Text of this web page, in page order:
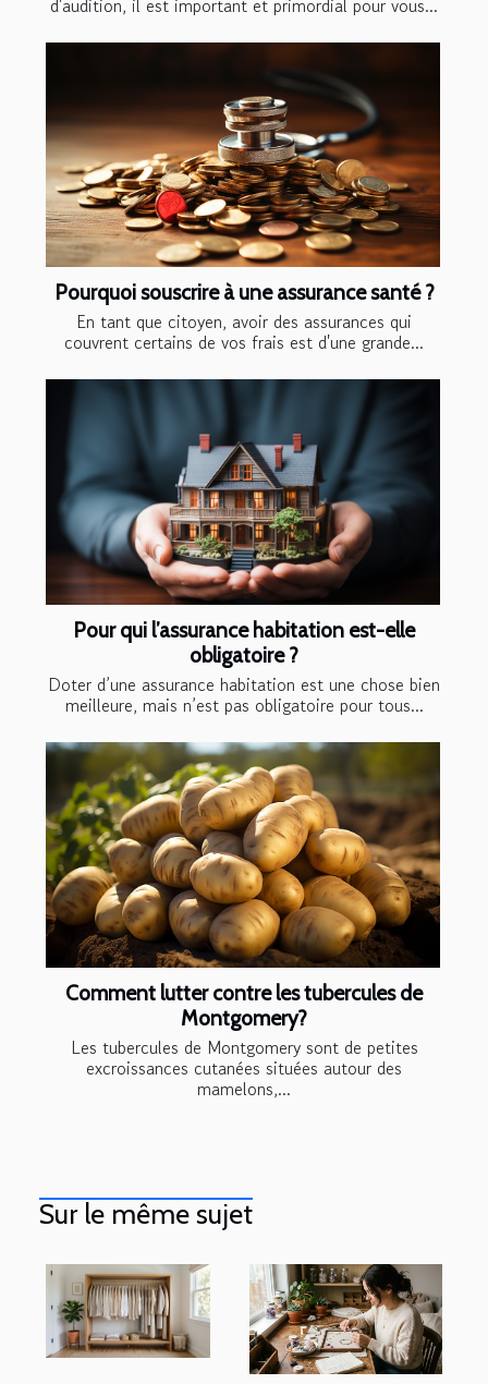
Pourquoi souscrire à une assurance santé ?
En tant que citoyen, avoir des assurances qui
couvrent certains de vos frais est d'une grande...
Pour qui l’assurance habitation est-elle
obligatoire ?
Doter d’une assurance habitation est une chose bien
meilleure, mais n’est pas obligatoire pour tous...
Comment lutter contre les tubercules de
Montgomery?
Les tubercules de Montgomery sont de petites
excroissances cutanées situées autour des
mamelons,...
Sur le même sujet